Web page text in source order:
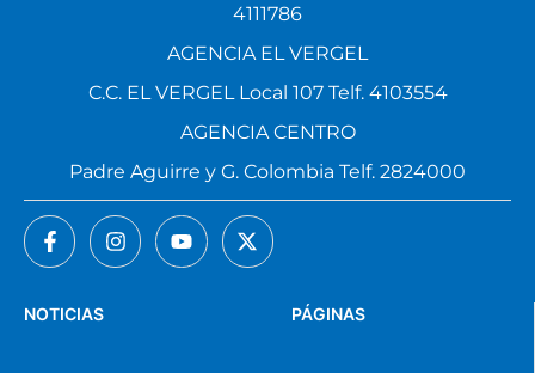
PÁGINAS
NOTICIAS
4111786
AGENCIA EL VERGEL
C.C. EL VERGEL Local 107 Telf. 4103554
AGENCIA CENTRO
Padre Aguirre y G. Colombia Telf. 2824000